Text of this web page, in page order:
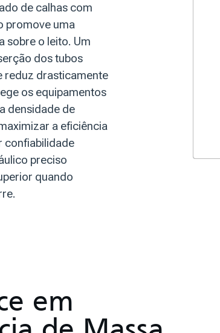
de calhas com
promove uma
sobre o leito. Um
dos tubos
reduz drasticamente
os equipamentos
densidade de
a eficiência
confiabilidade
preciso
quando
em